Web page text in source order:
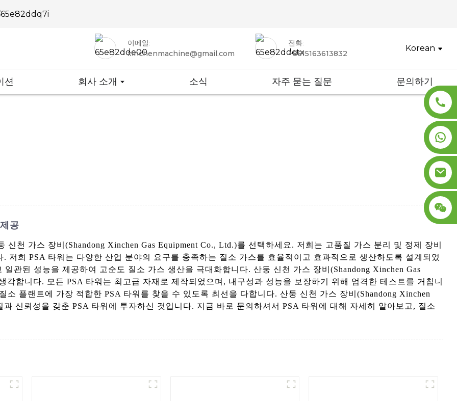
이메일:
xinchenmachine@gmail.com
전화:
+8615163613832
Korean
션 회사 소개 소식 자주 묻는 질문 문의하기
공
천 가스 장비(Shandong Xinchen Gas Equipment Co., Ltd.)를 선택하세요. 저희는 고품질 가스 분리 및 정제 장비
저희 PSA 타워는 다양한 산업 분야의 요구를 충족하는 질소 가스를 효율적이고 효과적으로 생산하도록 설계되었
관된 성능을 제공하여 고순도 질소 가스 생산을 극대화합니다. 산둥 신천 가스 장비(Shandong Xinchen Gas
합니다. 모든 PSA 타워는 최고급 자재로 제작되었으며, 내구성과 성능을 보장하기 위해 엄격한 테스트를 거칩니
플랜트에 가장 적합한 PSA 타워를 찾을 수 있도록 최선을 다합니다. 산둥 신천 가스 장비(Shandong Xinchen
신뢰성을 갖춘 PSA 타워에 투자하신 것입니다. 지금 바로 문의하셔서 PSA 타워에 대해 자세히 알아보고, 질소